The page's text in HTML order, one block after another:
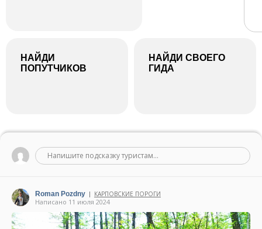
НАЙДИ
ПОПУТЧИКОВ
НАЙДИ СВОЕГО
ГИДА
Напишите подсказку туристам...
Roman Pozdny | КАРПОВСКИЕ ПОРОГИ
Написано 11 июля 2024